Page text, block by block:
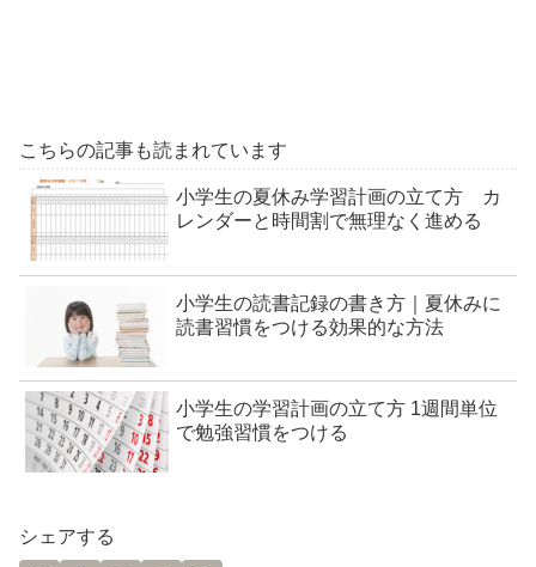
こちらの記事も読まれています
小学生の夏休み学習計画の立て方 カ
レンダーと時間割で無理なく進める
小学生の読書記録の書き方｜夏休みに
読書習慣をつける効果的な方法
小学生の学習計画の立て方 1週間単位
で勉強習慣をつける
シェアする